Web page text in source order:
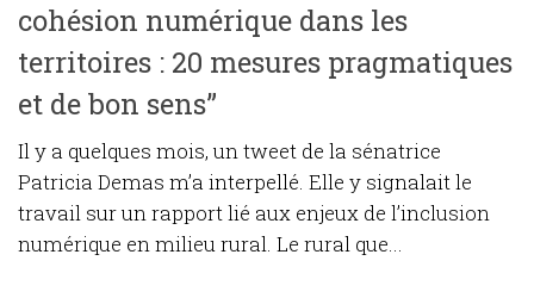
cohésion numérique dans les
territoires : 20 mesures pragmatiques
et de bon sens”
Il y a quelques mois, un tweet de la sénatrice
Patricia Demas m’a interpellé. Elle y signalait le
travail sur un rapport lié aux enjeux de l’inclusion
numérique en milieu rural. Le rural que...